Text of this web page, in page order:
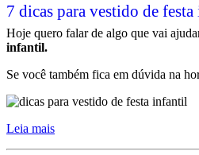
7 dicas para vestido de
Hoje quero falar de algo que vai
infantil.
Se você também fica em dúvida na
Leia mais